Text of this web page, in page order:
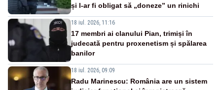
și l-ar fi obligat să „doneze” un rinichi
18 iul. 2026, 11:16
17 membri ai clanului Pian, trimiși în
judecată pentru proxenetism și spălarea
banilor
18 iul. 2026, 09:09
Radu Marinescu: România are un sistem